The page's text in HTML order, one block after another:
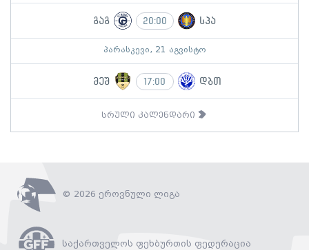
გაგ 20:00 სპა
პარასკევი, 21 აგვისტო
მეშ 17:00 დბთ
სრული კალენდარი
© 2026 ეროვნული ლიგა
საქართველოს ფეხბურთის ფედერაცია